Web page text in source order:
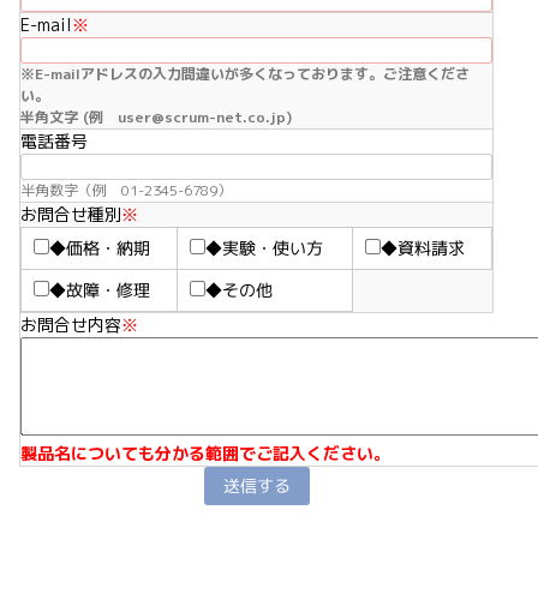
E-mail※
※E-mailアドレスの入力間違いが多くなっております。ご注意くださ
い。
半角文字 (例 user@scrum-net.co.jp)
電話番号
半角数字（例 01-2345-6789）
お問合せ種別※
◆価格・納期 ◆実験・使い方 ◆資料請求
◆故障・修理 ◆その他
お問合せ内容※
製品名についても分かる範囲でご記入ください。